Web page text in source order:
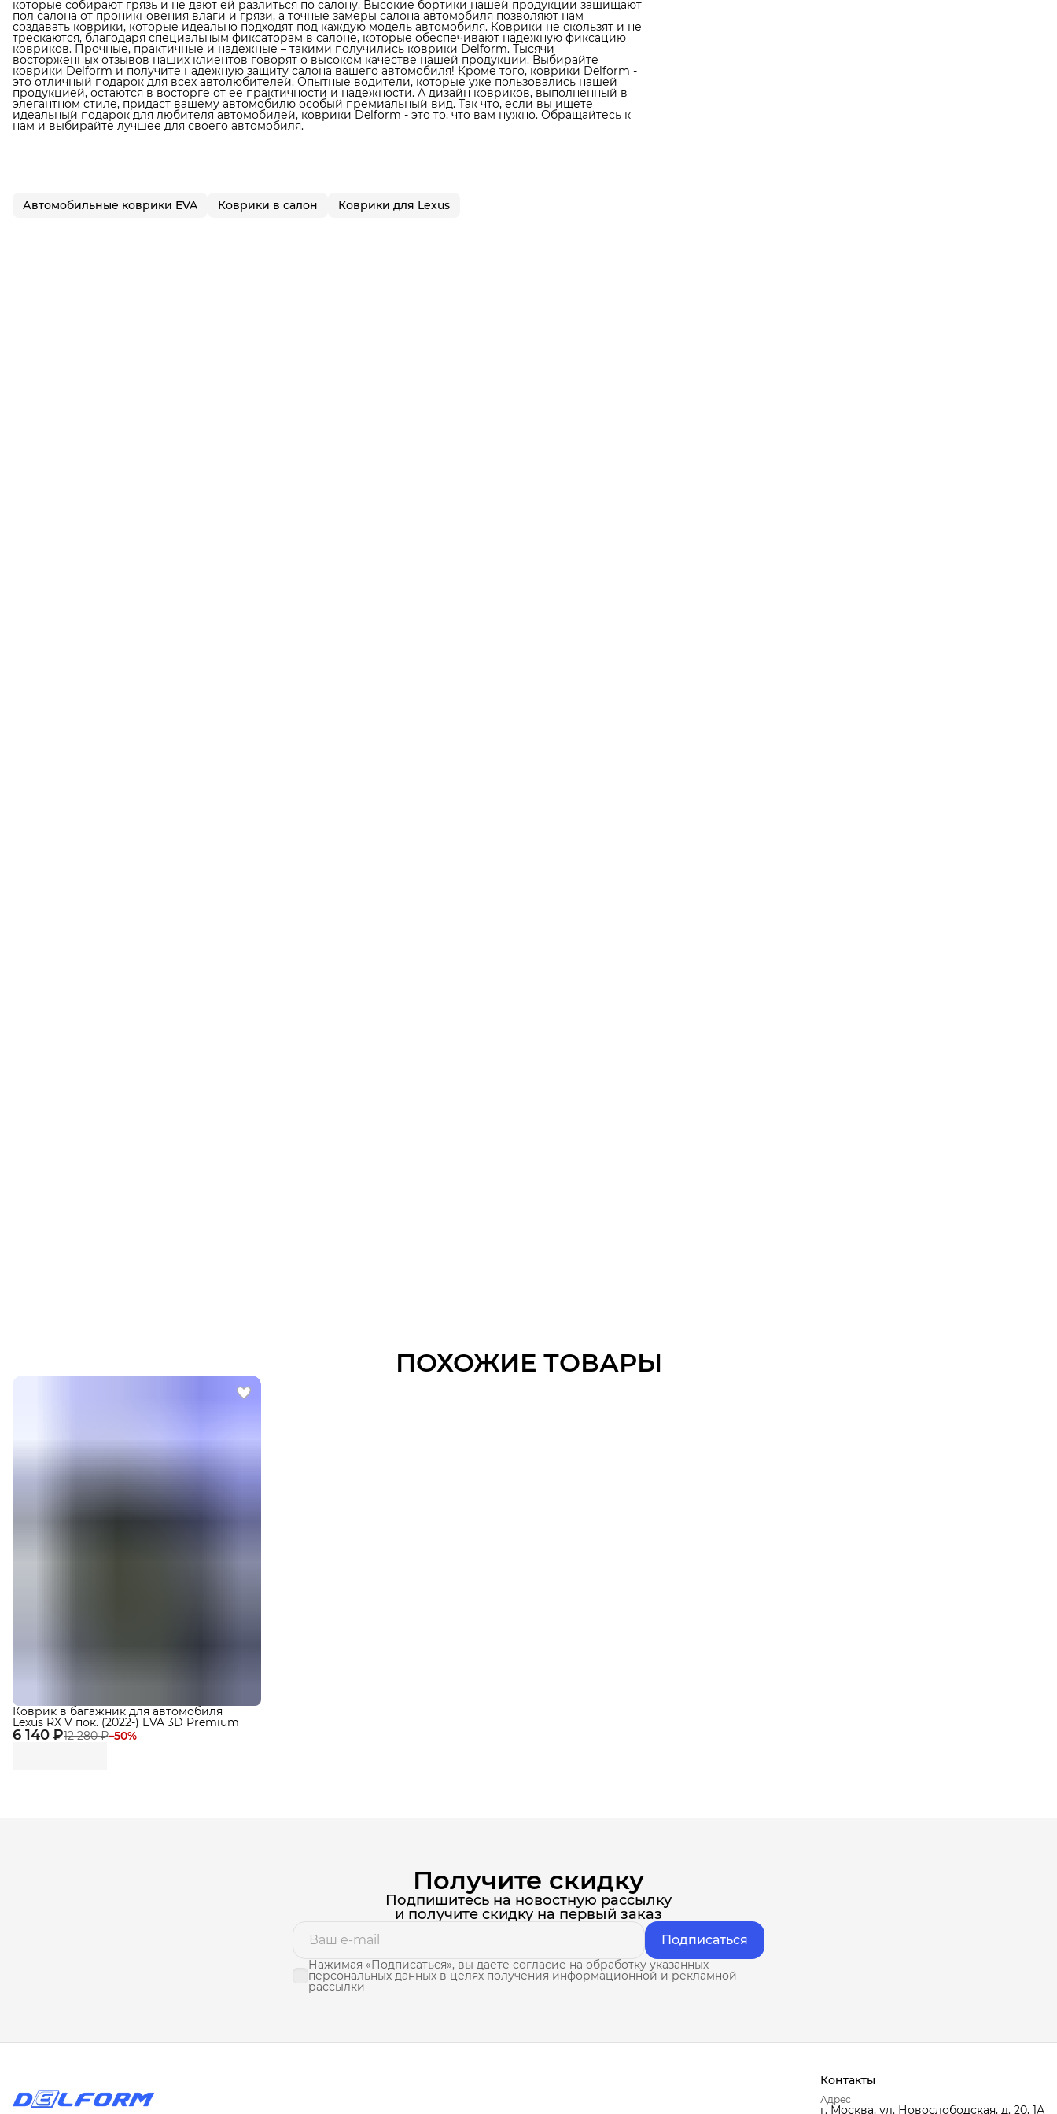
которые собирают грязь и не дают ей разлиться по салону. Высокие бортики нашей продукции защищают
пол салона от проникновения влаги и грязи, а точные замеры салона автомобиля позволяют нам
создавать коврики, которые идеально подходят под каждую модель автомобиля. Коврики не скользят и не
трескаются, благодаря специальным фиксаторам в салоне, которые обеспечивают надежную фиксацию
ковриков. Прочные, практичные и надежные – такими получились коврики Delform. Тысячи
восторженных отзывов наших клиентов говорят о высоком качестве нашей продукции. Выбирайте
коврики Delform и получите надежную защиту салона вашего автомобиля! Кроме того, коврики Delform -
это отличный подарок для всех автолюбителей. Опытные водители, которые уже пользовались нашей
продукцией, остаются в восторге от ее практичности и надежности. А дизайн ковриков, выполненный в
элегантном стиле, придаст вашему автомобилю особый премиальный вид. Так что, если вы ищете
идеальный подарок для любителя автомобилей, коврики Delform - это то, что вам нужно. Обращайтесь к
нам и выбирайте лучшее для своего автомобиля.
Автомобильные коврики EVA Коврики в салон Коврики для Lexus
ПОХОЖИЕ ТОВАРЫ
6 140 ₽12 280 ₽−50%
Коврик в багажник для автомобиля
Lexus RX V пок. (2022-) EVA 3D Premium
Получите скидку
Подпишитесь на новостную рассылку
и получите скидку на первый заказ
Подписаться
Нажимая «Подписаться», вы даете согласие на обработку указанных
персональных данных в целях получения информационной и рекламной
рассылки
Контакты
Адрес
г. Москва, ул. Новослободская, д. 20, 1А